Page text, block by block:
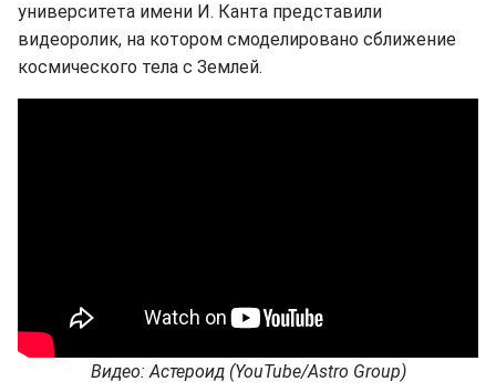
университета имени И. Канта представили
видеоролик, на котором смоделировано сближение
космического тела с Землей.
Видео: Астероид (YouTube/Astro Group)